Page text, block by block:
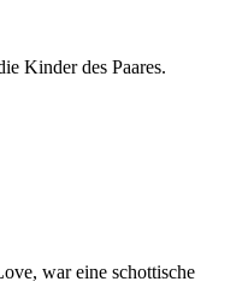
Kinder des Paares.
war eine schottische